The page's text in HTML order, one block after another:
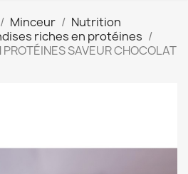
Minceur
Nutrition
riches en protéines
SAVEUR CHOCOLAT